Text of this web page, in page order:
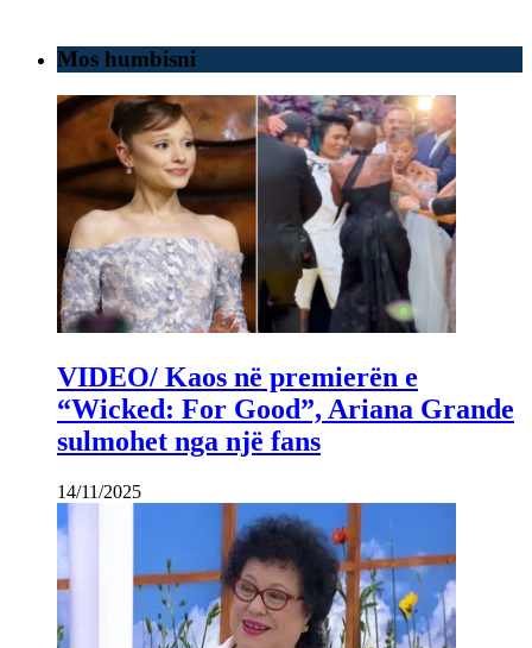
Mos humbisni
VIDEO/ Kaos në premierën e
“Wicked: For Good”, Ariana Grande
sulmohet nga një fans
14/11/2025